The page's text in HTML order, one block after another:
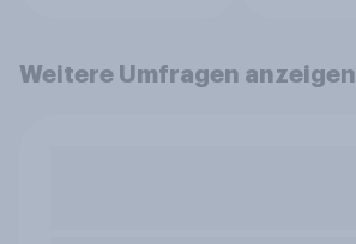
Weitere Umfragen anzeigen